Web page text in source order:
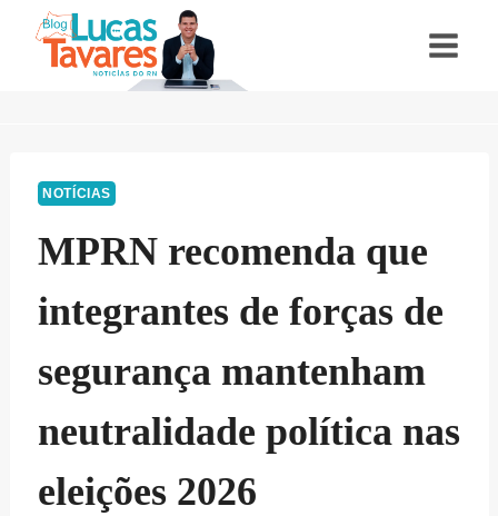
NOTÍCIAS
MPRN recomenda que
integrantes de forças de
segurança mantenham
neutralidade política nas
eleições 2026